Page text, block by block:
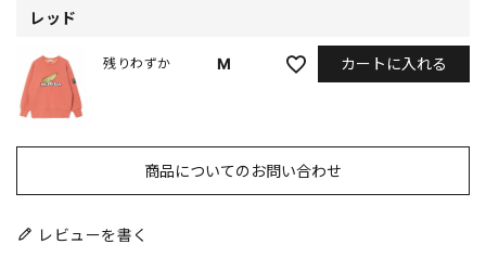
レッド
M
残りわずか カートに入れる
商品についてのお問い合わせ
レビューを書く